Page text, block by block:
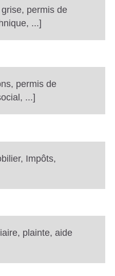
permis de
...]
permis de
...]
Impôts,
plainte, aide